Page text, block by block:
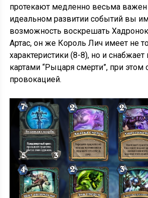
протекают медленно весьма
идеальном развитии событий вы
возможность воскрешать
Артас, он же Король Лич имеет не
характеристики (8-8), но и
картами “Рыцаря смерти”, при этом
провокацией.